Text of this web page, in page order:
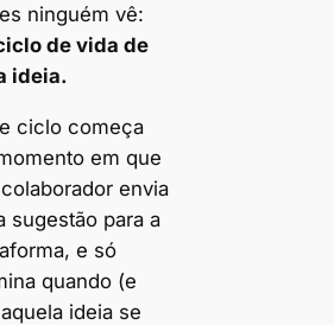
ninguém vê:
de vida de
ideia.
ciclo começa
em que
envia
sugestão para a
e só
quando (e
ideia se